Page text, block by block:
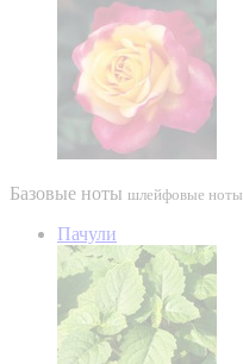
Базовые ноты шлейфовые ноты
Пачули